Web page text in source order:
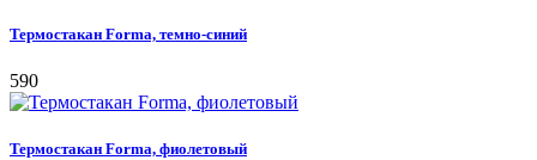
Термостакан Forma, темно-синий
590
Термостакан Forma, фиолетовый